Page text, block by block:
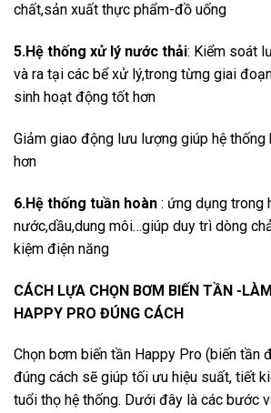
chất,sản xuất thực phẩm-đồ uống
5.Hệ thống xử lý nước thải: Kiểm soát
và ra tại các bể xử lý,trong từng giai
sinh hoạt động tốt hơn
Giảm giao động lưu lượng giúp hệ thống
hơn
6.Hệ thống tuần hoàn : ứng dụng trong
nước,dầu,dung môi…giúp duy trì dòng
kiệm điện năng
CÁCH LỰA CHỌN BƠM BIẾN TẦN -
HAPPY PRO ĐÚNG CÁCH
Chọn bơm biến tần Happy Pro (biến tần
đúng cách sẽ giúp tối ưu hiệu suất, tiết
tuổi thọ hệ thống. Dưới đây là các bước